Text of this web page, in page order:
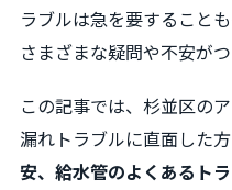
ラブルは急を要すること
さまざまな疑問や不安がつ
この記事では、杉並区の
漏れトラブルに直面した方
安、給水管のよくあるト